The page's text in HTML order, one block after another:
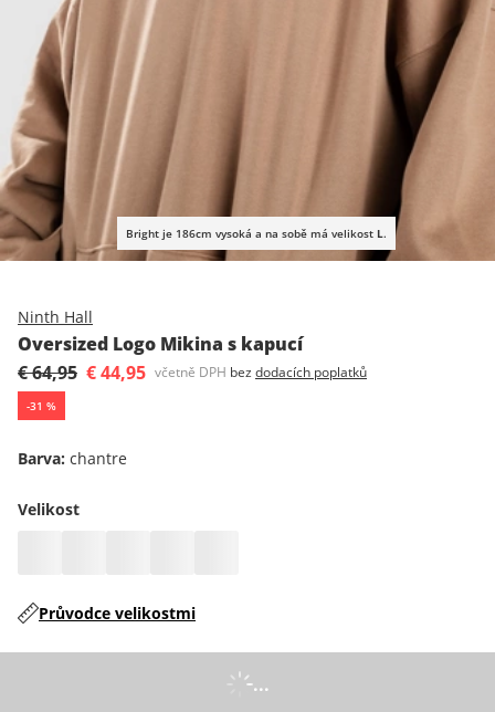
Bright je 186cm vysoká a na sobě má velikost L.
Ninth Hall
Oversized Logo Mikina s kapucí
€ 64,95 € 44,95 včetně DPH bez dodacích poplatků
-31 %
Barva: chantre
Velikost
Průvodce velikostmi
...